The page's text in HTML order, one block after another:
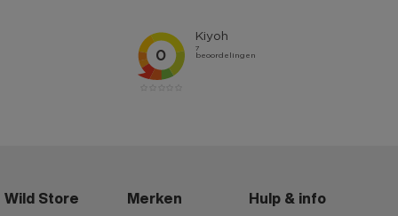
Wild Store Merken Hulp & info